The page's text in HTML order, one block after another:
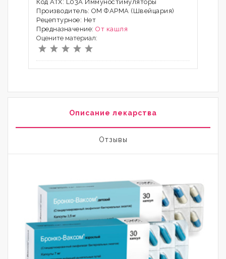
Код АТХ: L03A Иммуностимуляторы
Производитель: ОМ ФАРМА (Швейцария)
Рецептурное: Нет
Предназначение: От кашля
Оцените материал:
Описание лекарства
Отзывы